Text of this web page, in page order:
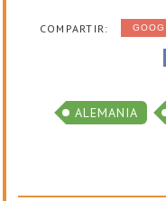
COMPARTIR:
ALEMANIA